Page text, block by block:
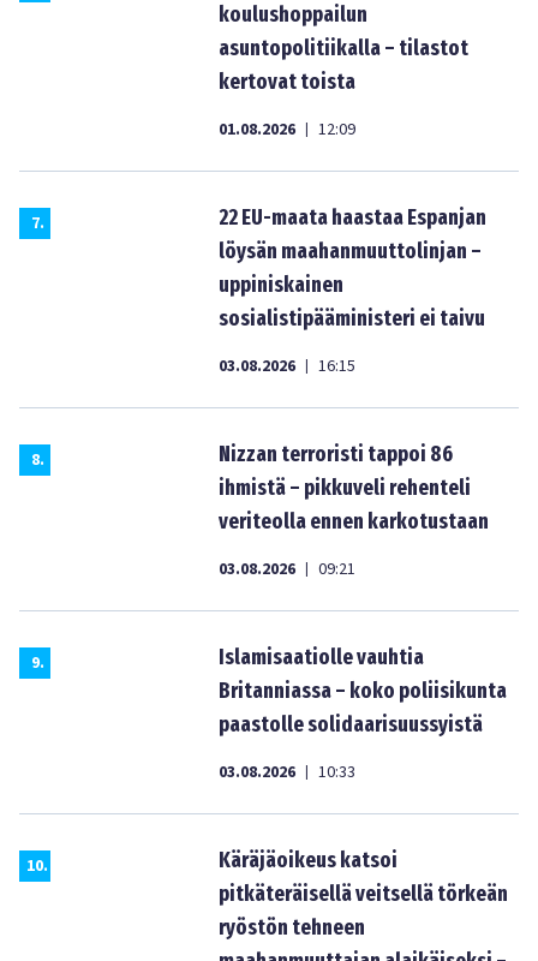
koulushoppailun
asuntopolitiikalla – tilastot
kertovat toista
01.08.2026 | 12:09
7.
22 EU-maata haastaa Espanjan
löysän maahanmuuttolinjan –
uppiniskainen
sosialistipääministeri ei taivu
03.08.2026 | 16:15
8.
Nizzan terroristi tappoi 86
ihmistä – pikkuveli rehenteli
veriteolla ennen karkotustaan
03.08.2026 | 09:21
9.
Islamisaatiolle vauhtia
Britanniassa – koko poliisikunta
paastolle solidaarisuussyistä
03.08.2026 | 10:33
10.
Käräjäoikeus katsoi
pitkäteräisellä veitsellä törkeän
ryöstön tehneen